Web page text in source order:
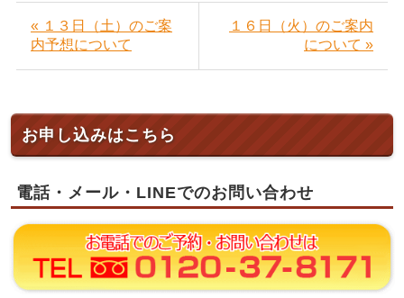
« １３日（土）のご案
内予想について
１６日（火）のご案内
について »
お申し込みはこちら
電話・メール・LINEでのお問い合わせ